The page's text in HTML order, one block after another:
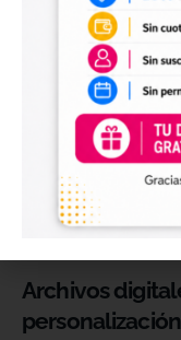
También encontrarás
perfectos para
envases, artículos
Estos diseños
catálogo de
producciones
proveedor habitual
Archivos
personalización